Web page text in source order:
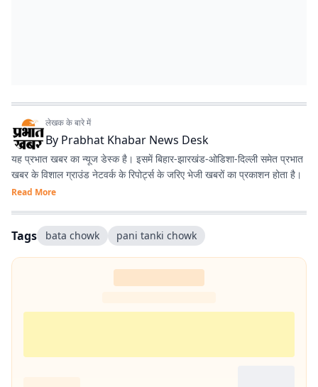
लेखक के बारे में
By Prabhat Khabar News Desk
यह प्रभात खबर का न्यूज डेस्क है। इसमें बिहार-झारखंड-ओडिशा-दिल्‍ली समेत प्रभात
खबर के विशाल ग्राउंड नेटवर्क के रिपोर्ट्स के जरिए भेजी खबरों का प्रकाशन होता है।
Read More
Tags bata chowk pani tanki chowk